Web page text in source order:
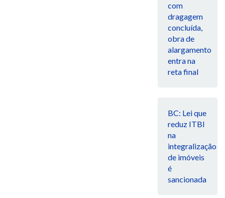
com
dragagem
concluída,
obra de
alargamento
entra na
reta final
BC: Lei que
reduz ITBI
na
integralização
de imóveis
é
sancionada